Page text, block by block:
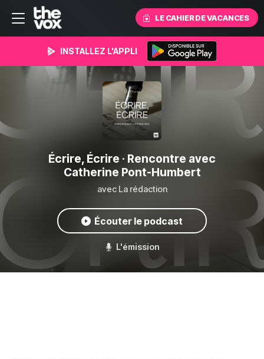
LE CAHIER DE VACANCES
INSTALLEZ L'APPLI
Écrire, Écrire · Rencontre avec
Catherine Pont-Humbert
avec La rédaction
Écouter le podcast
L'émission